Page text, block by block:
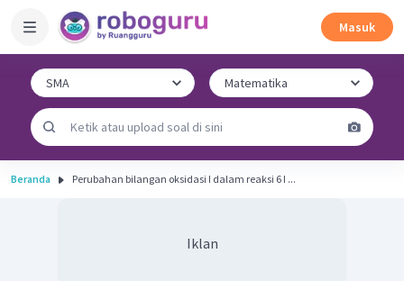
Masuk
Beranda Perubahan bilangan oksidasi I dalam reaksi 6 I ...
Iklan